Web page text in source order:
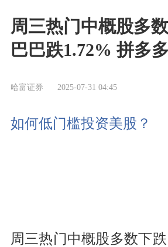
周三热门中概股多
巴巴跌1.72% 拼多
哈富证券 2025-07-31 04:45
如何低门槛投资美股？
周三热门中概股多数下